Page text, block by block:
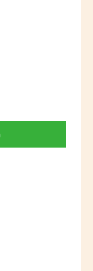
Wert ein